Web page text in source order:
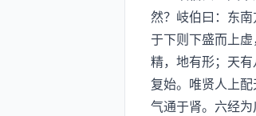
然？岐伯曰：东
于下则下盛而上
精，地有形；天
复始。唯贤人上
气通于肾。六经